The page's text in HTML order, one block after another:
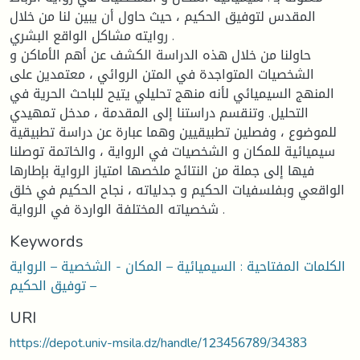
المقدس لتوفيق الحكيم ، حيث حاول أن يبين لنا من خلال
روايته مشاكل الواقع البشري .
حاولنا من خلال هذه الدراسة الكشف عن أهم الأماكن و
الشخصيات المتواجدة في المتن الروائي ، معتمدين على
المنهج السيميائي لأنه منهج تحليلي يتيح للباحث الحرية في
التحليل. وتنقسم دراستنا إلى المقدمة ، مدخل تمهيدي
للموضوع ، وفصلين تطبيقيين وهما عبارة عن دراسة تطبيقية
سيميائية للمكان و الشخصيات في الرواية ، والخاتمة توصلنا
فيها إلى جملة من النتائج ملخصها امتياز الرواية بإطارها
الواقعي وبفلسفيات الحكيم و جدلياته ، نجاح الحكيم في خلق
شخصياته المختلفة الواردة في الرواية .
Keywords
الكلمات المفتاحية : السيميائية – المكان - الشخصية – الرواية
– توفيق الحكيم
URI
https://depot.univ-msila.dz/handle/123456789/34383